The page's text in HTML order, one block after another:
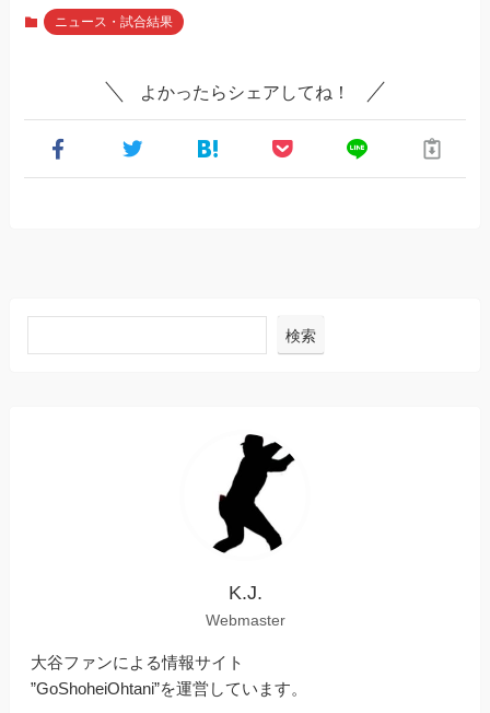
ニュース・試合結果
よかったらシェアしてね！
検索
K.J.
Webmaster
大谷ファンによる情報サイト
”GoShoheiOhtani”を運営しています。